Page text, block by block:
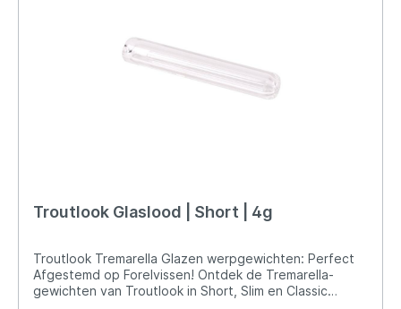
Troutlook Glaslood | Short | 4g
Troutlook Tremarella Glazen werpgewichten: Perfect
Afgestemd op Forelvissen! Ontdek de Tremarella-
gewichten van Troutlook in Short, Slim en Classic